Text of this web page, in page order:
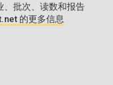
、批次、读数和报告
的更多信息